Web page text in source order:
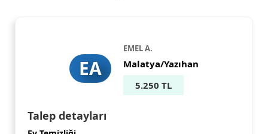
EA
EMEL A.
Malatya/Yazıhan
5.250 TL
Talep detayları